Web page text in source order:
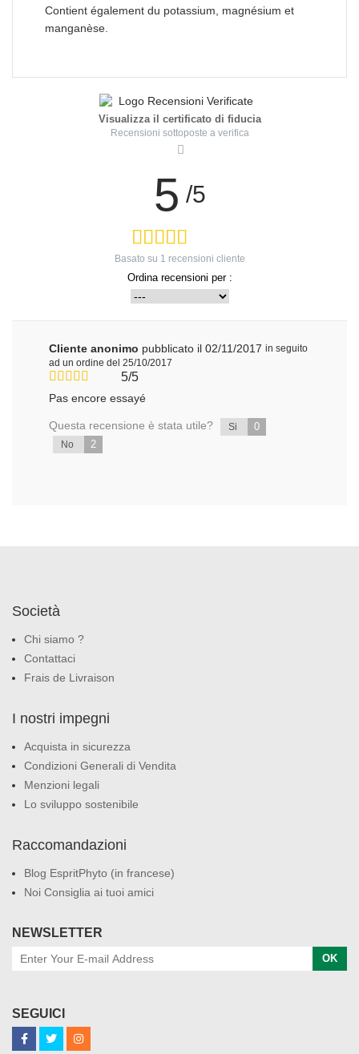
Contient également du potassium, magnésium et
manganèse.
Visualizza il certificato di fiducia
Recensioni sottoposte a verifica
5 /5
Basato su 1 recensioni cliente
Ordina recensioni per :
Cliente anonimo pubblicato il 02/11/2017 in seguito
ad un ordine del 25/10/2017
5/5
Pas encore essayé
Questa recensione è stata utile? Si 0
No 2
Società
Chi siamo ?
Contattaci
Frais de Livraison
I nostri impegni
Acquista in sicurezza
Condizioni Generali di Vendita
Menzioni legali
Lo sviluppo sostenibile
Raccomandazioni
Blog EspritPhyto (in francese)
Noi Consiglia ai tuoi amici
NEWSLETTER
OK
SEGUICI